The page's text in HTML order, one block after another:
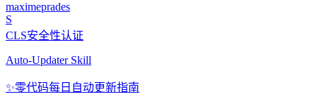
maximeprades
S
CLS安全性认证
Auto-Updater Skill
✨零代码每日自动更新指南